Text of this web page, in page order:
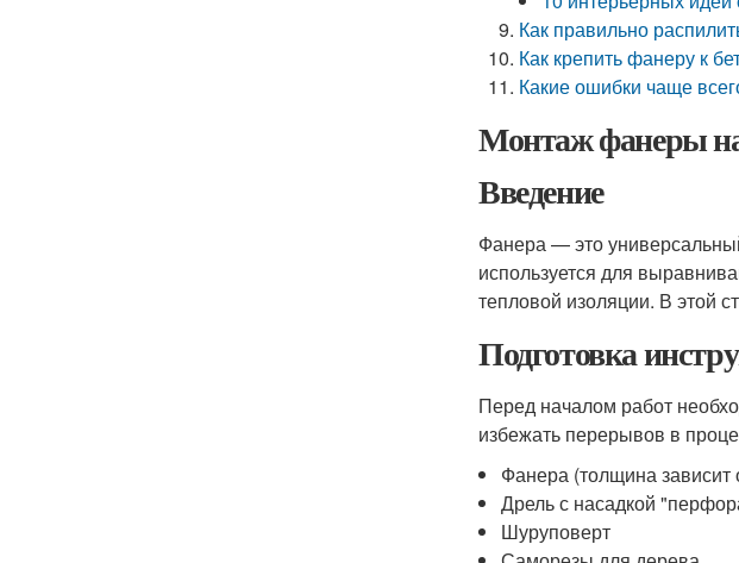
Как правильно
Как крепить фанеру к
Какие ошибки чаще
Монтаж фанеры
Введение
Фанера — это
используется для
тепловой изоляции. В этой
Подготовка
Перед началом работ
избежать перерывов в
Фанера (толщина зависит
Дрель с насадкой
Шуруповерт